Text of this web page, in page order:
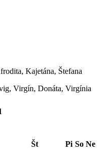
Kajetána, Štefana
Virgín, Donáta, Virgínia
Št Pi So Ne